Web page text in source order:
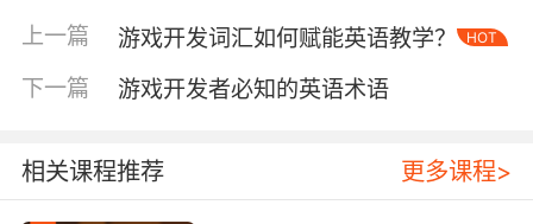
Word Recognition任务嵌入角色扮演系统，玩家
需在城堡场景中识别并拼写CatapultsDragonfire
等中世纪主题词汇。数据显示，这种情境化学习
使单词记忆留存率较传统方法提高65%。 多模态
戏研究中心指出，当Haptic Feedback（触觉反
馈）与Audio Cue（音频提示）结合时，学习者
上一篇 游戏开发词汇如何赋能英语教学？ HOT
下一篇 游戏开发者必知的英语术语
相关课程推荐 更多课程>